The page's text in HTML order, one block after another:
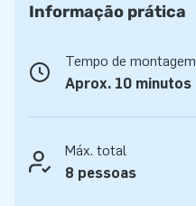
Informação prática
Tempo de montagem
Aprox. 10 minutos
Máx. total
8 pessoas